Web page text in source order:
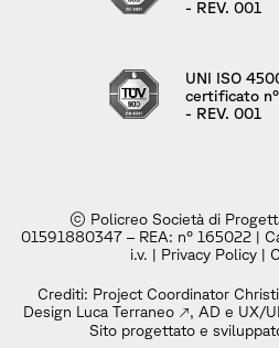
- REV. 001
UNI ISO
certificato
- REV. 001
© Policreo Società di
01591880347 – REA: n° 165022 |
i.v. | Privacy Policy|
Crediti: Project Coordinator
Design Luca Terraneo , AD e UX/
Sito progettato e